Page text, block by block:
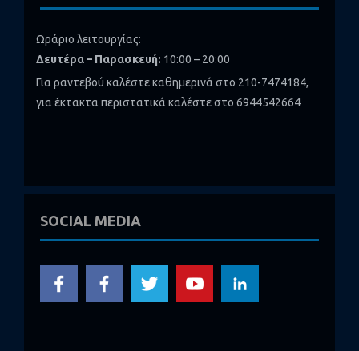
Ωράριο λειτουργίας:
Δευτέρα – Παρασκευή: 10:00 – 20:00
Για ραντεβού καλέστε καθημερινά στο 210-7474184,
για έκτακτα περιστατικά καλέστε στο 6944542664
SOCIAL MEDIA